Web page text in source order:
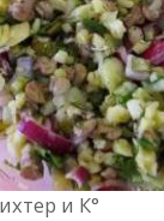
и К°